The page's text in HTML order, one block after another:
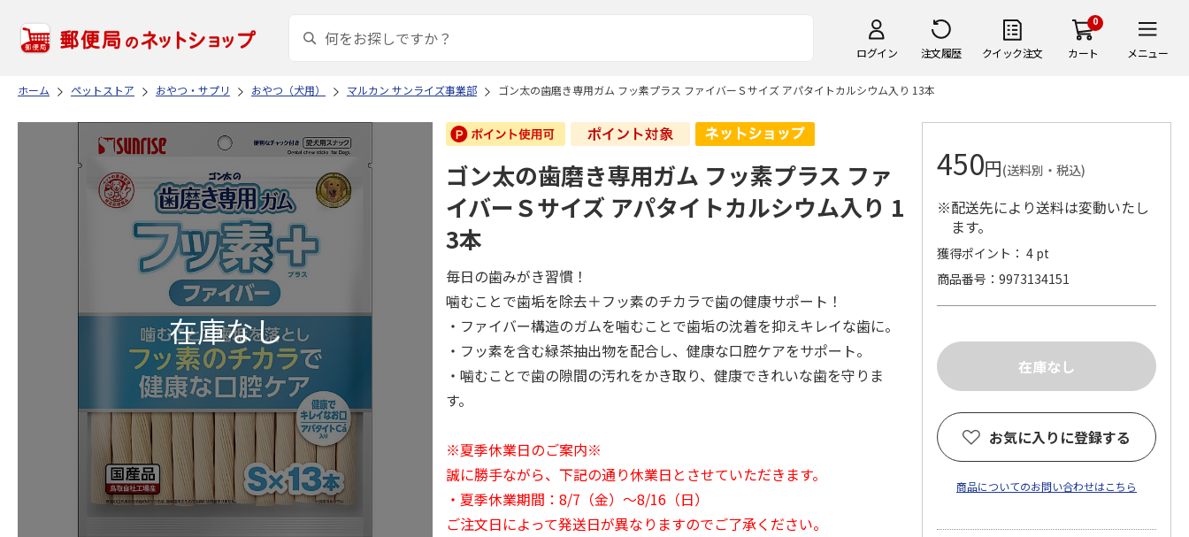
ログイン 注文履歴 クイック注文
0
カート メニュー
ホーム ペットストア おやつ・サプリ おやつ（犬用） マルカン サンライズ事業部 ゴン太の歯磨き専用ガム フッ素プラス ファイバーＳサイズ アパタイトカルシウム入り 13本
ゴン太の歯磨き専用ガム フッ素プラス ファ
イバーＳサイズ アパタイトカルシウム入り 1
3本
毎日の歯みがき習慣！
噛むことで歯垢を除去＋フッ素のチカラで歯の健康サポート！
・ファイバー構造のガムを噛むことで歯垢の沈着を抑えキレイな歯に。
・フッ素を含む緑茶抽出物を配合し、健康な口腔ケアをサポート。
・噛むことで歯の隙間の汚れをかき取り、健康できれいな歯を守りま
す。
※夏季休業日のご案内※
誠に勝手ながら、下記の通り休業日とさせていただきます。
・夏季休業期間：8/7（金）～8/16（日）
ご注文日によって発送日が異なりますのでご了承ください。
450円(送料別・税込)
※配送先により送料は変動いたし
ます。
獲得ポイント： 4 pt
商品番号
9973134151
お気に入りに登録する
商品についてのお問い合わせはこちら